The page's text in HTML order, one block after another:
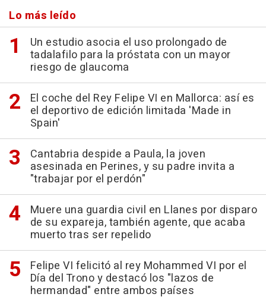
Lo más leído
Un estudio asocia el uso prolongado de
tadalafilo para la próstata con un mayor
riesgo de glaucoma
El coche del Rey Felipe VI en Mallorca: así es
el deportivo de edición limitada 'Made in
Spain'
Cantabria despide a Paula, la joven
asesinada en Perines, y su padre invita a
"trabajar por el perdón"
Muere una guardia civil en Llanes por disparo
de su expareja, también agente, que acaba
muerto tras ser repelido
Felipe VI felicitó al rey Mohammed VI por el
Día del Trono y destacó los "lazos de
hermandad" entre ambos países